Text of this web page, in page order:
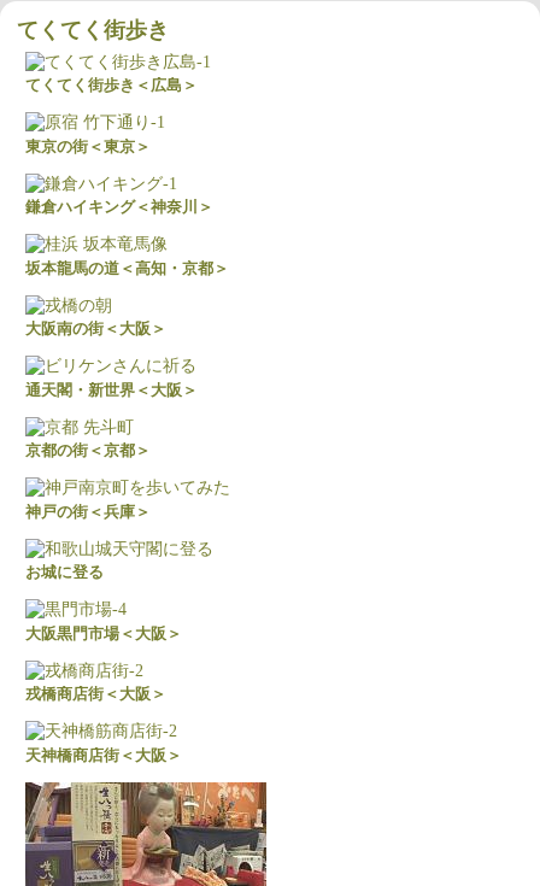
てくてく街歩き
てくてく街歩き＜広島＞
東京の街＜東京＞
鎌倉ハイキング＜神奈川＞
坂本龍馬の道＜高知・京都＞
大阪南の街＜大阪＞
通天閣・新世界＜大阪＞
京都の街＜京都＞
神戸の街＜兵庫＞
お城に登る
大阪黒門市場＜大阪＞
戎橋商店街＜大阪＞
天神橋商店街＜大阪＞